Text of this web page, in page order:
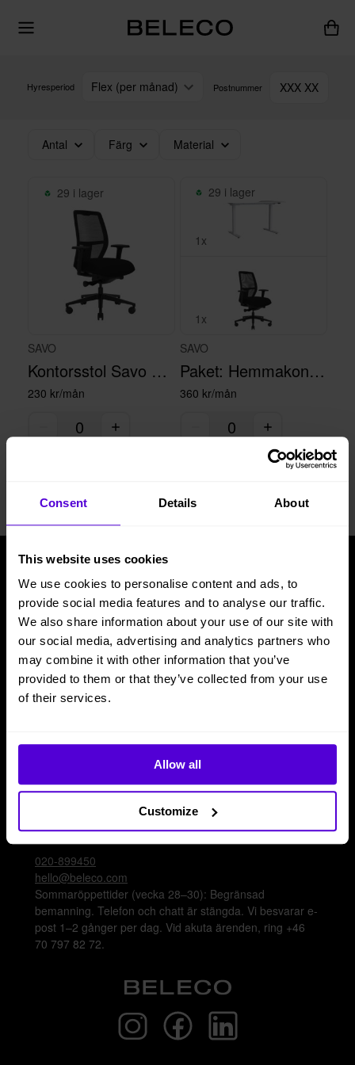
Consent Details About
This website uses cookies
We use cookies to personalise content and ads, to
provide social media features and to analyse our traffic.
We also share information about your use of our site with
our social media, advertising and analytics partners who
may combine it with other information that you’ve
provided to them or that they’ve collected from your use
of their services.
Allow all
Customize
Hyresperiod Flex (per månad) Postnummer XXX XX
Antal Färg Material
29 i lager
SAVO
Kontorsstol Savo Soul Svart
230 kr/mån
1x
1x
29 i lager
SAVO
Paket: Hemmakontor/Kontor
360 kr/mån
Tjänster
Möbler till kontor
Möbler till hemmakontor
Möbler till event
Plattform
Beleco
Om oss
Cirkularitet
Frågor & svar
Nå oss via telefon, e-post eller chatt för att få
inredningshjälp eller svar på frågor gällande våra olika
lösningar.
020-899450
hello@beleco.com
Sommaröppettider (vecka 28–30): Begränsad
bemanning. Telefon och chatt är stängda. Vi besvarar e-
post 1–2 gånger per dag. Vid akuta ärenden, ring +46
70 797 82 72.